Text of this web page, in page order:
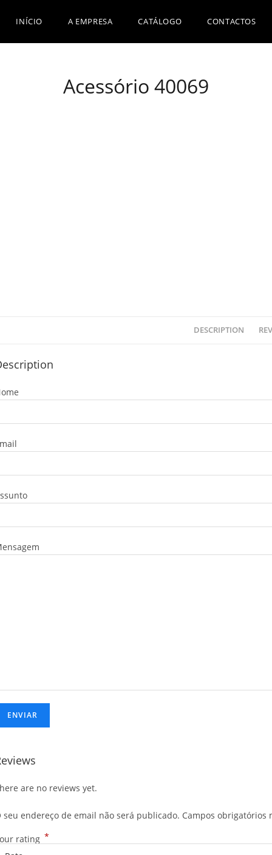
INÍCIO A EMPRESA CATÁLOGO CONTACTOS
Acessório 40069
DESCRIPTION
are no reviews yet.
seu endereço de email não será publicado. Campos obrigatórios
rating *